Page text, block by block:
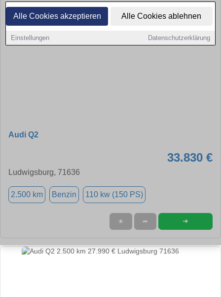
Alle Cookies akzeptieren Alle Cookies ablehnen
Einstellungen Datenschutzerklärung
Audi Q2
33.830 €
Ludwigsburg, 71636
2.500 km Benzin 110 kw (150 PS)
★ ➦ ➜